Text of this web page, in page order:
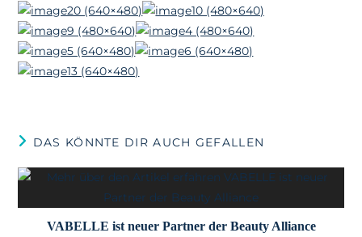
DAS KÖNNTE DIR AUCH GEFALLEN
VABELLE ist neuer Partner der Beauty Alliance